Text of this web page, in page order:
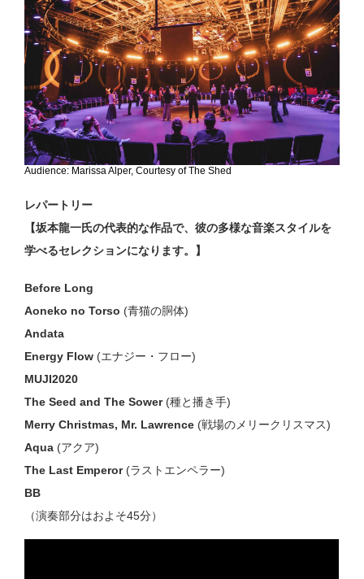
Audience: Marissa Alper, Courtesy of The Shed
レパートリー
【坂本龍一氏の代表的な作品で、彼の多様な音楽スタイルを
学べるセレクションになります。】
Before Long
Aoneko no Torso (青猫の胴体)
Andata
Energy Flow (エナジー・フロー)
MUJI2020
The Seed and The Sower(種と播き手)
Merry Christmas, Mr. Lawrence (戦場のメリークリスマス)
Aqua (アクア)
The Last Emperor(ラストエンペラー)
BB
（演奏部分はおよそ45分）